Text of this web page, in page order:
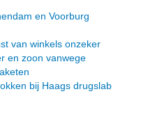
en Voorburg
van winkels onzeker
en zoon vanwege
bij Haags drugslab